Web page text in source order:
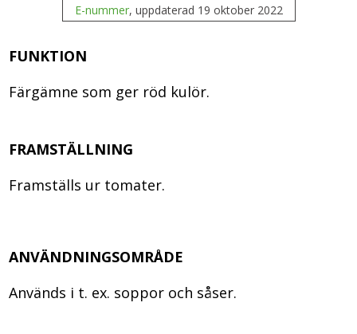
E-nummer, uppdaterad 19 oktober 2022
FUNKTION
Färgämne som ger röd kulör.
FRAMSTÄLLNING
Framställs ur tomater.
ANVÄNDNINGSOMRÅDE
Används i t. ex. soppor och såser.